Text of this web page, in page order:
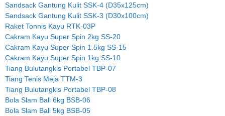
Sandsack Gantung Kulit SSK-4 (D35x125cm)
Sandsack Gantung Kulit SSK-3 (D30x100cm)
Raket Tonnis Kayu RTK-03P
Cakram Kayu Super Spin 2kg SS-20
Cakram Kayu Super Spin 1.5kg SS-15
Cakram Kayu Super Spin 1kg SS-10
Tiang Bulutangkis Portabel TBP-07
Tiang Tenis Meja TTM-3
Tiang Bulutangkis Portabel TBP-08
Bola Slam Ball 6kg BSB-06
Bola Slam Ball 5kg BSB-05